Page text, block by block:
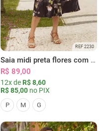
REF 2230
Saia midi preta flores com bolsos
R$ 89,00
12x de R$ 8,60
R$ 85,00 no PIX
P M G